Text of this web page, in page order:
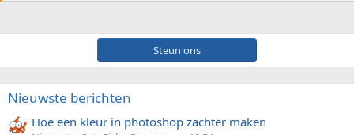
Steun ons
Nieuwste berichten
Hoe een kleur in photoshop zachter maken